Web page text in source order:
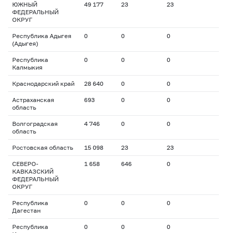
ЮЖНЫЙ
ФЕДЕРАЛЬНЫЙ
ОКРУГ
49 177 23 23
Республика Адыгея
(Адыгея)
0 0 0
Республика
Калмыкия
0 0 0
Краснодарский край 28 640 0 0
Астраханская
область
693 0 0
Волгоградская
область
4 746 0 0
Ростовская область 15 098 23 23
СЕВЕРО-
КАВКАЗСКИЙ
ФЕДЕРАЛЬНЫЙ
ОКРУГ
1 658 646 0
Республика
Дагестан
0 0 0
Республика
0 0 0